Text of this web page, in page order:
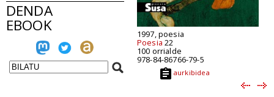
DENDA
EBOOK 1997, poesia
Poesia 22
100 orrialde
978-84-86766-79-5
aurkibidea